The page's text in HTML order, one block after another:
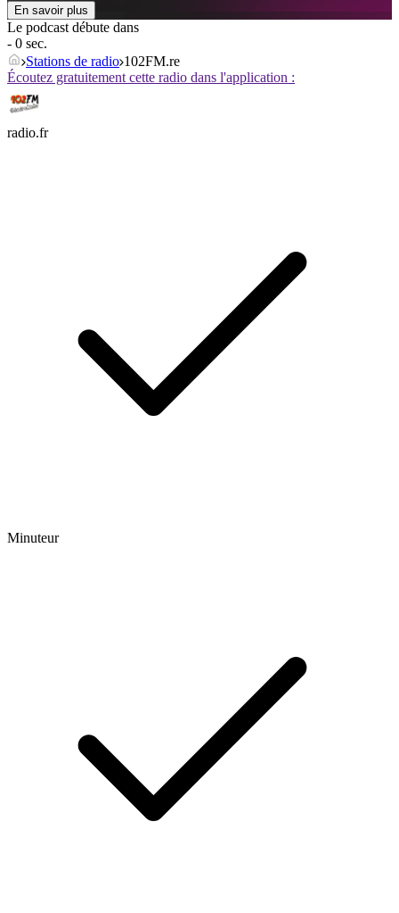
En savoir plus
Le podcast débute dans
- 0 sec.
Stations de radio 102FM.re
Écoutez gratuitement cette radio dans l'application :
radio.fr
Minuteur